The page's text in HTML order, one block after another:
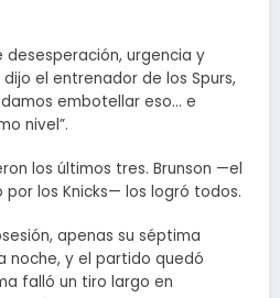
desesperación, urgencia y
el entrenador de los Spurs,
embotellar eso… e
nivel”.
los últimos tres. Brunson —el
los Knicks— los logró todos.
apenas su séptima
noche, y el partido quedó
falló un tiro largo en